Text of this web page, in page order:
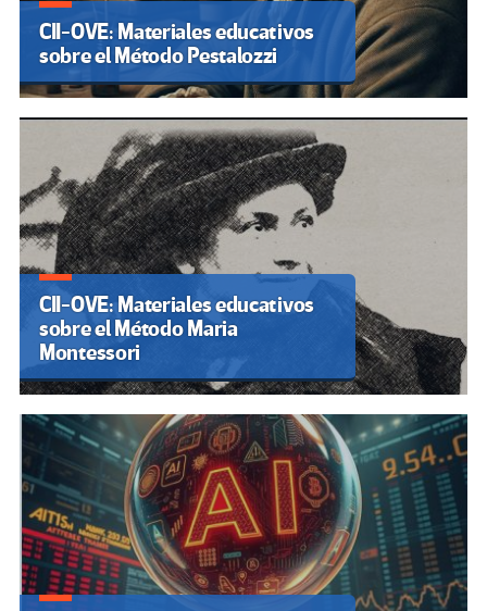
CII-OVE: Materiales educativos
sobre el Método Pestalozzi
CII-OVE: Materiales educativos
sobre el Método Maria
Montessori